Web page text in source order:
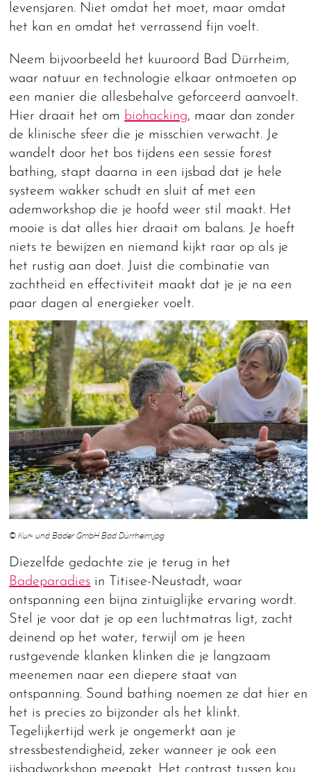
levensjaren. Niet omdat het moet, maar omdat
het kan en omdat het verrassend fijn voelt.
Neem bijvoorbeeld het kuuroord Bad Dürrheim,
waar natuur en technologie elkaar ontmoeten op
een manier die allesbehalve geforceerd aanvoelt.
Hier draait het om biohacking, maar dan zonder
de klinische sfeer die je misschien verwacht. Je
wandelt door het bos tijdens een sessie forest
bathing, stapt daarna in een ijsbad dat je hele
systeem wakker schudt en sluit af met een
ademworkshop die je hoofd weer stil maakt. Het
mooie is dat alles hier draait om balans. Je hoeft
niets te bewijzen en niemand kijkt raar op als je
het rustig aan doet. Juist die combinatie van
zachtheid en effectiviteit maakt dat je je na een
paar dagen al energieker voelt.
© Kur- und Bäder GmbH Bad Dürrheim.jpg
Diezelfde gedachte zie je terug in het
Badeparadies in Titisee-Neustadt, waar
ontspanning een bijna zintuiglijke ervaring wordt.
Stel je voor dat je op een luchtmatras ligt, zacht
deinend op het water, terwijl om je heen
rustgevende klanken klinken die je langzaam
meenemen naar een diepere staat van
ontspanning. Sound bathing noemen ze dat hier en
het is precies zo bijzonder als het klinkt.
Tegelijkertijd werk je ongemerkt aan je
stressbestendigheid, zeker wanneer je ook een